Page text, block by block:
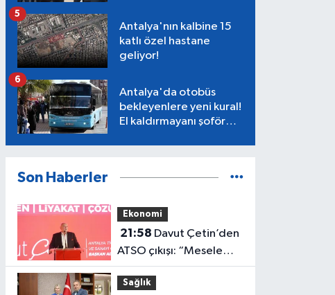
Antalya'nın kalbine 15
katlı özel hastane
geliyor!
5
Antalya'da otobüs
bekleyenlere yeni kural!
El kaldırmayanı şoför
6
Son Haberler
Ekonomi
21:58
ATSO çıkışı: “Mesele
Antalya’nın geleceği”
Sağlık